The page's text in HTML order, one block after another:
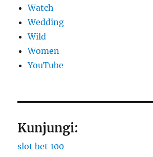
Watch
Wedding
Wild
Women
YouTube
Kunjungi:
slot bet 100